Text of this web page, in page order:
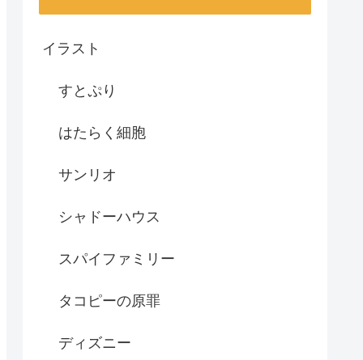
イラスト
すとぷり
はたらく細胞
サンリオ
シャドーハウス
スパイファミリー
タコピーの原罪
ディズニー